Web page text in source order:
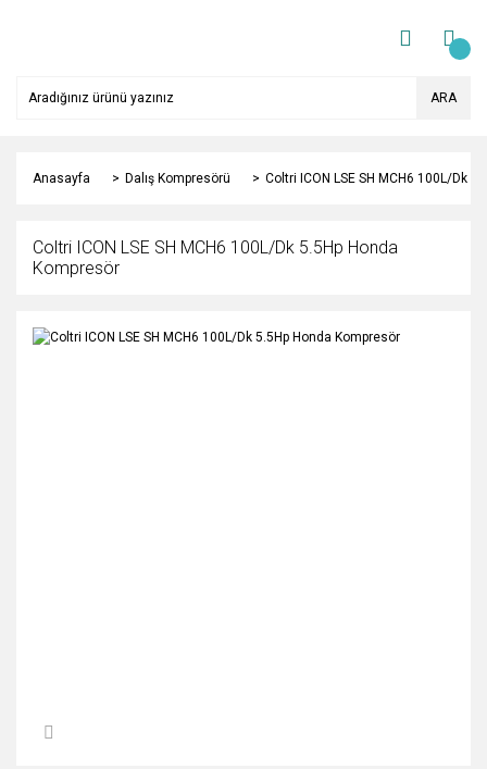
ARA
Anasayfa Dalış Kompresörü Coltri ICON LSE SH MCH6 100L/Dk
Coltri ICON LSE SH MCH6 100L/Dk 5.5Hp Honda
Kompresör